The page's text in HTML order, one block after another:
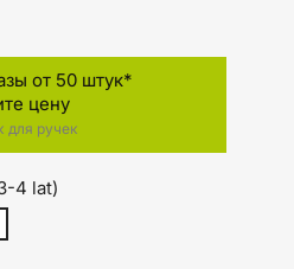
от 50 штук*
цену
для ручек
4 lat)